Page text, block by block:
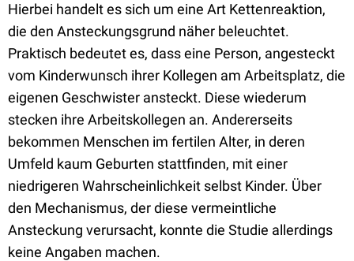
Hierbei handelt es sich um eine Art Kettenreaktion,
die den Ansteckungsgrund näher beleuchtet.
Praktisch bedeutet es, dass eine Person, angesteckt
vom Kinderwunsch ihrer Kollegen am Arbeitsplatz, die
eigenen Geschwister ansteckt. Diese wiederum
stecken ihre Arbeitskollegen an. Andererseits
bekommen Menschen im fertilen Alter, in deren
Umfeld kaum Geburten stattfinden, mit einer
niedrigeren Wahrscheinlichkeit selbst Kinder. Über
den Mechanismus, der diese vermeintliche
Ansteckung verursacht, konnte die Studie allerdings
keine Angaben machen.